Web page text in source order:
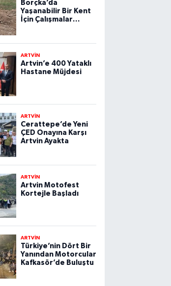
Borçka’da
Yaşanabilir Bir Kent
İçin Çalışmalar
ARTVİN
Artvin’e 400 Yataklı
Hastane Müjdesi
ARTVİN
Cerattepe’de Yeni
ÇED Onayına Karşı
Artvin Ayakta
ARTVİN
Artvin Motofest
Kortejle Başladı
ARTVİN
Türkiye’nin Dört Bir
Yanından Motorcular
Kafkasör’de Buluştu